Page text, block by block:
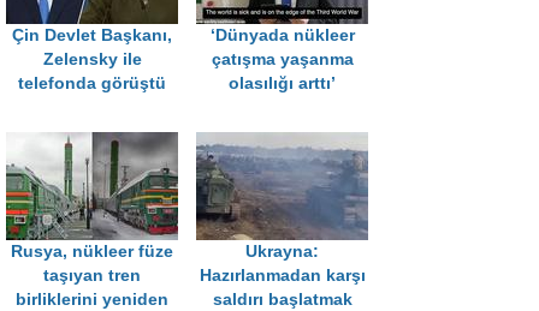
Çin Devlet Başkanı,
Zelensky ile
telefonda görüştü
‘Dünyada nükleer
çatışma yaşanma
olasılığı arttı’
Rusya, nükleer füze
taşıyan tren
birliklerini yeniden
Ukrayna:
Hazırlanmadan karşı
saldırı başlatmak